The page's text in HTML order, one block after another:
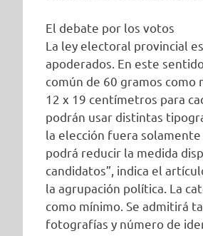
El debate por los votos
La ley electoral provincial
apoderados. En este
común de 60 gramos como
12 x 19 centímetros para
podrán usar distintas
la elección fuera
podrá reducir la medida
candidatos”, indica el
la agrupación política. La
como mínimo. Se admitirá
fotografías y número de